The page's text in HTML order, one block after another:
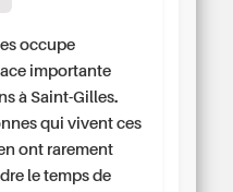
occupe
importante
à Saint-Gilles.
qui vivent ces
ont rarement
le temps de